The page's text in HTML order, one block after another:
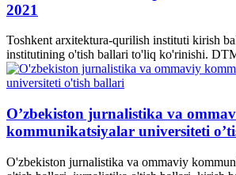
2021
Toshkent arxitektura-qurilish instituti kirish
institutining o'tish ballari to'liq ko'rinishi.
O’zbekiston jurnalistika va
kommunikatsiyalar universiteti
O'zbekiston jurnalistika va ommaviy